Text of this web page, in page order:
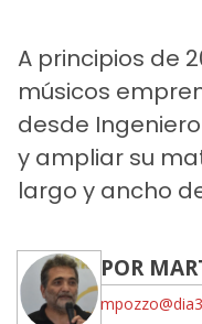
A principios de
músicos
desde
y ampliar su
largo y ancho
POR